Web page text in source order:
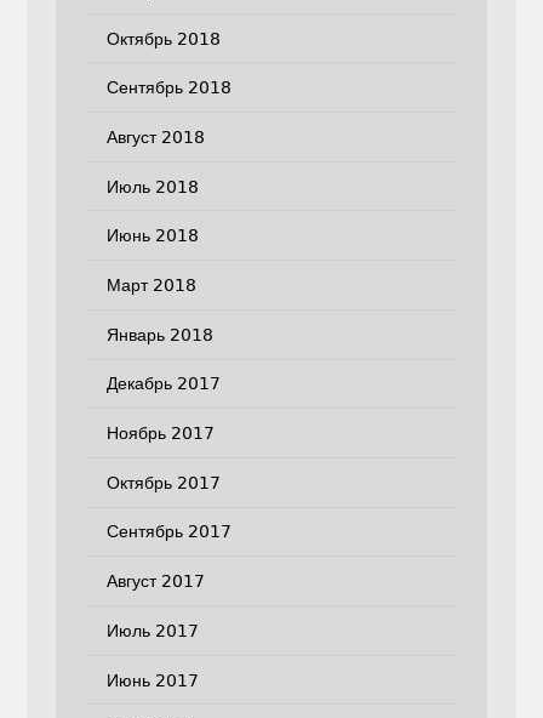
Октябрь 2018
Сентябрь 2018
Август 2018
Июль 2018
Июнь 2018
Март 2018
Январь 2018
Декабрь 2017
Ноябрь 2017
Октябрь 2017
Сентябрь 2017
Август 2017
Июль 2017
Июнь 2017